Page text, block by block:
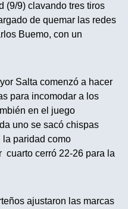
(9/9) clavando tres tiros
de quemar las redes
Buemo, con un
Salta comenzó a hacer
para incomodar a los
en el juego
uno se sacó chispas
la paridad como
cuarto cerró 22-26 para la
ajustaron las marcas